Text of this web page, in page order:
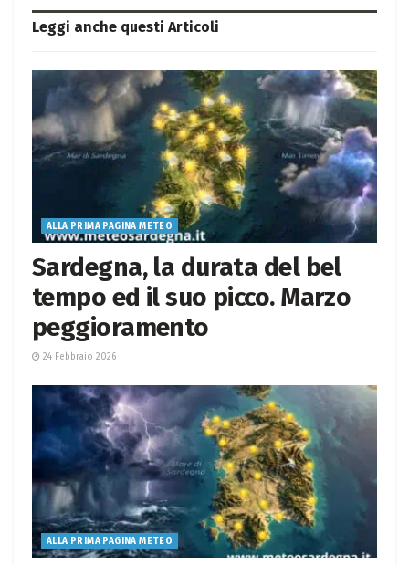
Leggi anche questi Articoli
ALLA PRIMA PAGINA METEO
Sardegna, la durata del bel
tempo ed il suo picco. Marzo
peggioramento
24 Febbraio 2026
ALLA PRIMA PAGINA METEO